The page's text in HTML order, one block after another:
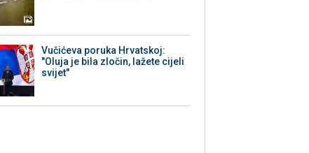
Vučićeva poruka Hrvatskoj:
"Oluja je bila zločin, lažete cijeli
svijet"